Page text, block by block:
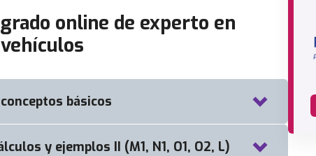
online de experto en
básicos
y ejemplos II (M1, N1, O1, O2, L)